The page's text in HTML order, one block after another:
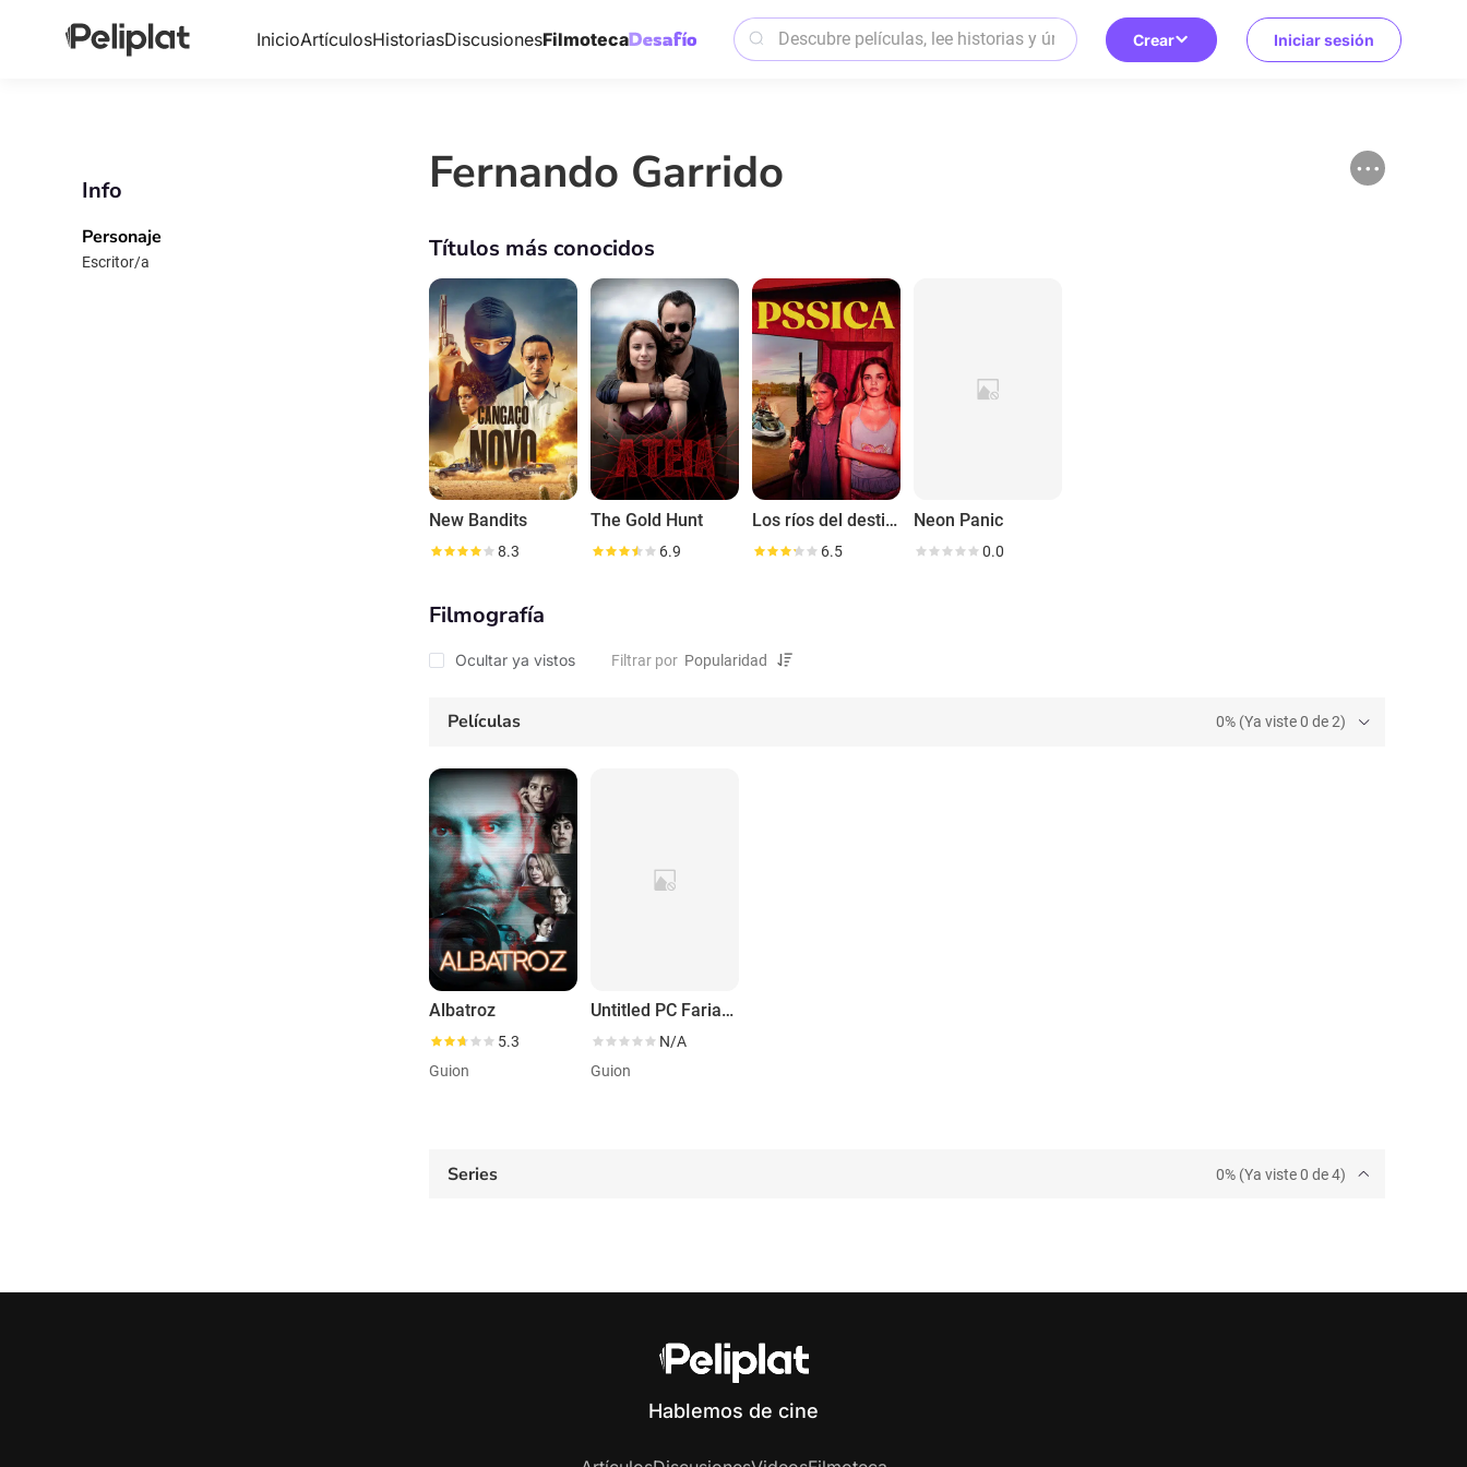
InicioArtículosHistoriasDiscusionesFilmoteca Crear Iniciar sesión
Info
Personaje
Escritor/a
Fernando Garrido
Títulos más conocidos
New Bandits
8.3
The Gold Hunt
6.9
Los ríos del destino
6.5
Neon Panic
0.0
Filmografía
Ocultar ya vistos Filtrar por
Películas 0% (Ya viste 0 de 2)
Albatroz
5.3
Guion
Untitled PC Farias Project
N/A
Guion
Series 0% (Ya viste 0 de 4)
Hablemos de cine